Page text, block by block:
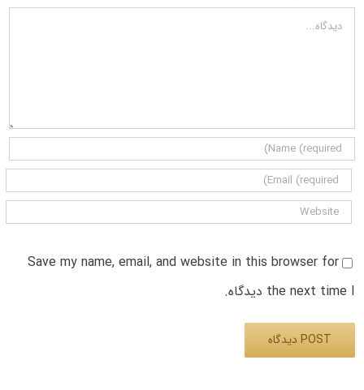
دیدگاه
Save my name, email, and website in this browser for
the next time I دیدگاه.